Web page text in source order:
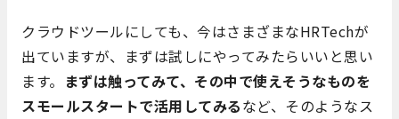
クラウドツールにしても、今はさまざまなHRTechが
出ていますが、まずは試しにやってみたらいいと思い
ます。 まずは触ってみて、その中で使えそうなものを
スモールスタートで活用してみるなど、そのようなス